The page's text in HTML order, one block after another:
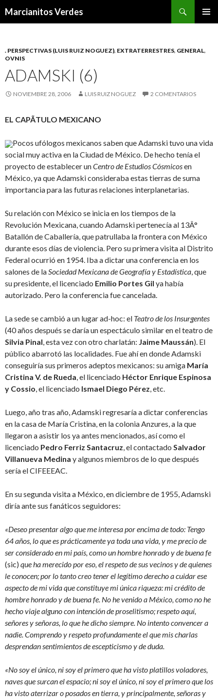
Marcianitos Verdes
. PERSPECTIVAS (LUIS RUIZ NOGUEZ), EXTRATERRESTRES, GENERAL,
OVNIS
ADAMSKI (6)
NOVIEMBRE 28, 2006 LUIS RUIZ NOGUEZ 2 COMENTARIOS
EL CAPÃTULO MEXICANO
Pocos ufólogos mexicanos saben que Adamski tuvo una vida
social muy activa en la Ciudad de México. De hecho tenía el
proyecto de establecer unCentro de Estudios Cósmicosen
México, ya que Adamski consideraba estas tierras de suma
importancia para las futuras relaciones interplanetarias.
Su relación con México se inicia en los tiempos de la
Revolución Mexicana, cuando Adamski pertenecía al 13Â°
Batallón de Caballería, que patrullaba la frontera con México
durante esos días de violencia. Pero su primera visita al Distrito
Federal ocurrió en 1954. Iba a dictar una conferencia en los
salones de laSociedad Mexicana de Geografía y Estadística, que
su presidente, el licenciado Emilio Portes Gil ya había
autorizado. Pero la conferencia fue cancelada.
La sede se cambió a un lugar ad-hoc: el Teatro de los Insurgentes
(40 años después se daría un espectáculo similar en el teatro de
Silvia Pinal, esta vez con otro charlatán: Jaime Maussán). El
público abarrotó las localidades. Fue ahí en donde Adamski
conseguiría sus primeros adeptos mexicanos: su amiga María
Cristina V. de Rueda, el licenciado Héctor Enrique Espinosa
y Cossio, el licenciado Ismael Diego Pérez, etc.
Luego, año tras año, Adamski regresaría a dictar conferencias
en la casa de María Cristina, en la colonia Anzures, a la que
llegaron a asistir los ya antes mencionados, así como el
licenciado Pedro Ferriz Santacruz, el contactado Salvador
Villanueva Medina y algunos miembros de lo que después
sería el CIFEEEAC.
En su segunda visita a México, en diciembre de 1955, Adamski
diría ante sus fanáticos seguidores:
«Deseo presentar algo que me interesa por encima de todo: Tengo
64 años, lo que es prácticamente ya toda una vida, y me precio de
ser considerado en mi país, como un hombre honrado y de buena fe
(sic) que ha merecido por eso, el respeto de sus vecinos y de quienes
le conocen; por lo tanto creo tener el legítimo derecho a cuidar ese
aspecto de mi vida que constituye mi única riqueza: mi crédito de
hombre honrado y de buena fe. No he venido a México, como no he
hecho viaje alguno con intención de proselitismo; respeto aquí,
señores y señoras, lo que he dicho siempre. No intento convencer a
nadie. Comprendo y respeto profundamente el que mis charlas
desprendan sentimientos de escepticismo y de duda.
«No soy el único, ni soy el primero que ha visto platillos voladores,
naves que surcan el espacio; ni soy el único, ni soy el primero que los
ha visto aterrizar o posados en tierra, y principalmente, señoras y